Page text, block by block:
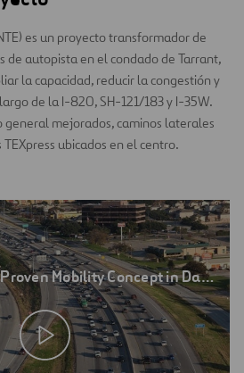
es un proyecto transformador de
de autopista en el condado de Tarrant,
la capacidad, reducir la congestión y
de la I-820, SH-121/183 y I-35W.
general mejorados, caminos laterales
ubicados en el centro.
Managed Lanes: A Proven Mobility Concept in Dallas